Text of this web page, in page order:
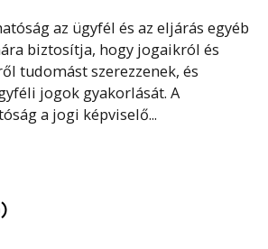
az ügyfél és az eljárás egyéb
biztosítja, hogy jogaikról és
tudomást szerezzenek, és
jogok gyakorlását. A
a jogi képviselő...